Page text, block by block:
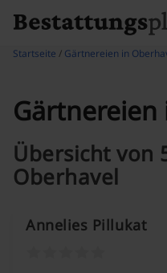
Startseite / Gärtnereien in
Gärtnereien
Übersicht von
Oberhavel
Annelies Pillukat